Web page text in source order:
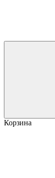
Корзина